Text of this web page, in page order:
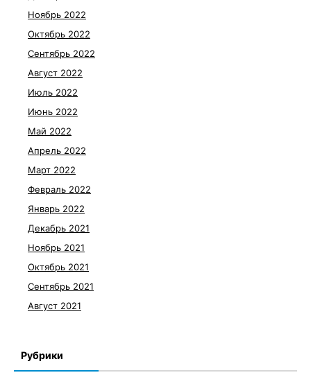
Ноябрь 2022
Октябрь 2022
Сентябрь 2022
Август 2022
Июль 2022
Июнь 2022
Май 2022
Апрель 2022
Март 2022
Февраль 2022
Январь 2022
Декабрь 2021
Ноябрь 2021
Октябрь 2021
Сентябрь 2021
Август 2021
Рубрики